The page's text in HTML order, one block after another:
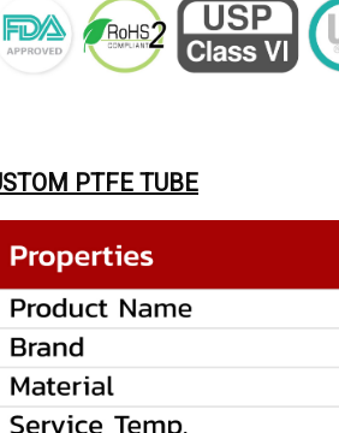
PTFE TUBE